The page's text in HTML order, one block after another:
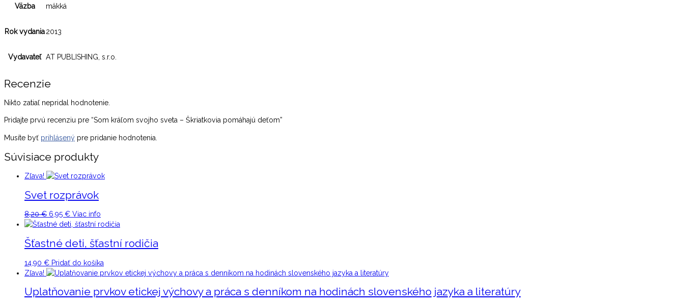
Väzba mäkká
Rok vydania2013
Vydavateľ AT PUBLISHING, s.r.o.
Recenzie
Nikto zatiaľ nepridal hodnotenie.
Pridajte prvú recenziu pre “Som kráľom svojho sveta – Škriatkovia pomáhajú deťom”
Musíte byť prihlásený pre pridanie hodnotenia.
Súvisiace produkty
Zľava!
Svet rozprávok
8,20€ Original
price
8,20 €.
6,95 €Current
price
6,95 €.
Viac info
Šťastné deti, šťastní rodičia
14,90 € Pridať do košíka
Zľava!
Uplatňovanie prvkov etickej výchovy a práca s denníkom na hodinách slovenského jazyka a literatúry